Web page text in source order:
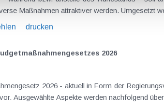
Maßnahmen attraktiver werden. Umgesetzt
drucken
2026
2026 - aktuell in Form der